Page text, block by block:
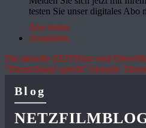
testen Sie unser digitales
Abo testen
Anmelden
Die aktuelle ZEITHitze und Dürre
"Deutschland spricht"Aktuelle
Blog